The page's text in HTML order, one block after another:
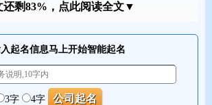
名示例
还剩83%，点此阅读全文▼
起名信息马上开始智能起名
3字 4字